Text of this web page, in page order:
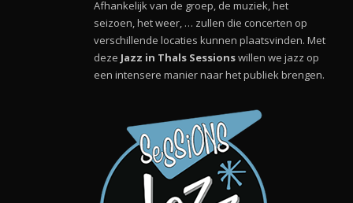
Afhankelijk van de groep, de muziek, het
seizoen, het weer, … zullen die concerten op
verschillende locaties kunnen plaatsvinden. Met
deze Jazz in Thals Sessionswillen we jazz op
een intensere manier naar het publiek brengen.